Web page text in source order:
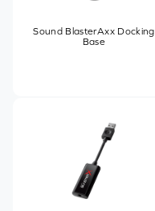
Sound BlasterAxx Docking
Base